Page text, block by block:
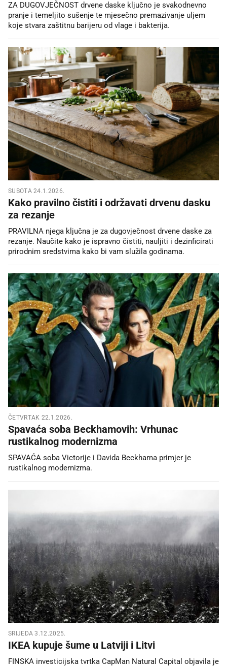
ZA DUGOVJEČNOST drvene daske ključno je svakodnevno
pranje i temeljito sušenje te mjesečno premazivanje uljem
koje stvara zaštitnu barijeru od vlage i bakterija.
SUBOTA 24.1.2026.
Kako pravilno čistiti i održavati drvenu dasku
za rezanje
PRAVILNA njega ključna je za dugovječnost drvene daske za
rezanje. Naučite kako je ispravno čistiti, nauljiti i dezinficirati
prirodnim sredstvima kako bi vam služila godinama.
ČETVRTAK 22.1.2026.
Spavaća soba Beckhamovih: Vrhunac
rustikalnog modernizma
SPAVAĆA soba Victorije i Davida Beckhama primjer je
rustikalnog modernizma.
SRIJEDA 3.12.2025.
IKEA kupuje šume u Latviji i Litvi
FINSKA investicijska tvrtka CapMan Natural Capital objavila je